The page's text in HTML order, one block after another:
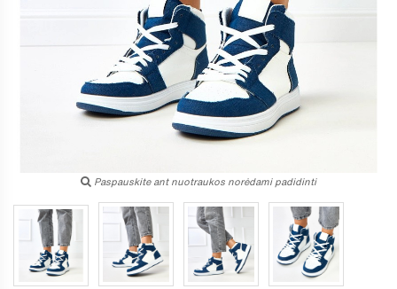
Paspauskite ant nuotraukos norėdami padidinti